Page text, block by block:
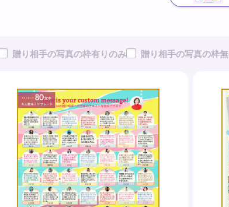
贈り相手の写真の枠有りのみ 贈り相手の写真の枠